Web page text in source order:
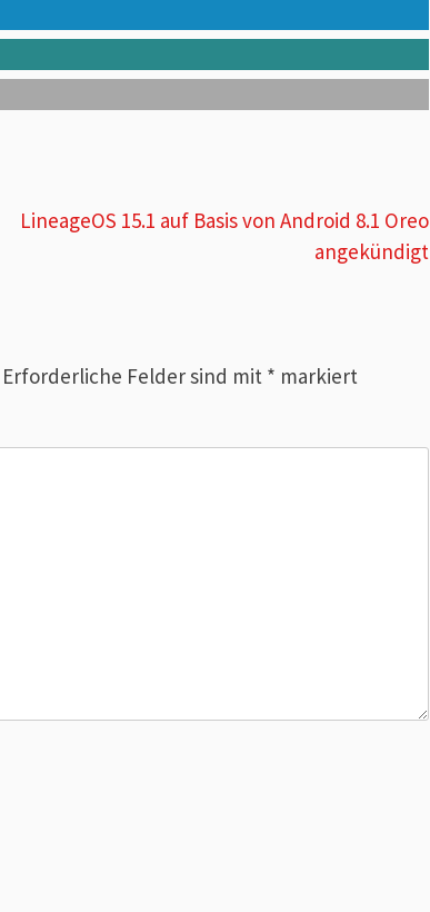
LineageOS 15.1 auf Basis von Android 8.1 Oreo
angekündigt
Erforderliche Felder sind mit * markiert